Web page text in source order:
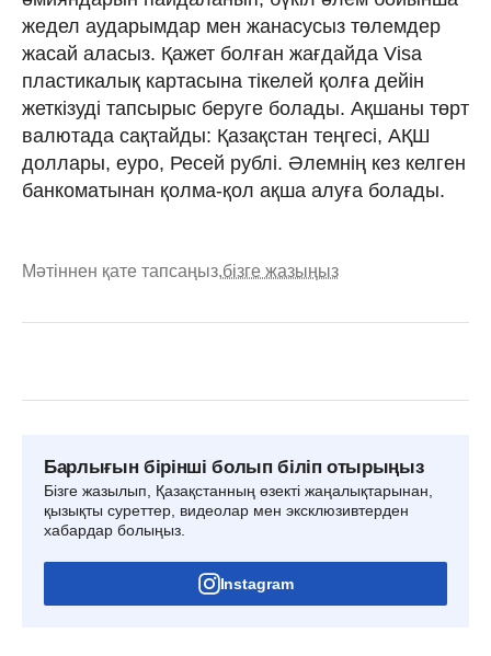
жедел аударымдар мен жанасусыз төлемдер
жасай аласыз. Қажет болған жағдайда Visa
пластикалық картасына тікелей қолға дейін
жеткізуді тапсырыс беруге болады. Ақшаны төрт
валютада сақтайды: Қазақстан теңгесі, АҚШ
доллары, еуро, Ресей рублі. Әлемнің кез келген
банкоматынан қолма-қол ақша алуға болады.
Мәтіннен қате тапсаңыз,бізге жазыңыз
Барлығын бірінші болып біліп отырыңыз
Бізге жазылып, Қазақстанның өзекті жаңалықтарынан,
қызықты суреттер, видеолар мен эксклюзивтерден
хабардар болыңыз.
Instagram